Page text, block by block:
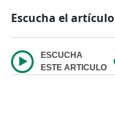
Escucha el artículo
ESCUCHA
ESTE ARTICULO